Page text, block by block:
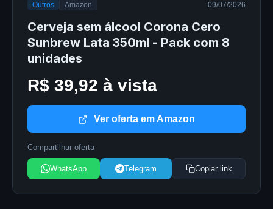
Outros Amazon 09/07/2026
Cerveja sem álcool Corona Cero
Sunbrew Lata 350ml - Pack com 8
unidades
R$ 39,92 à vista
Ver oferta em Amazon
Compartilhar oferta
WhatsApp Telegram Copiar link